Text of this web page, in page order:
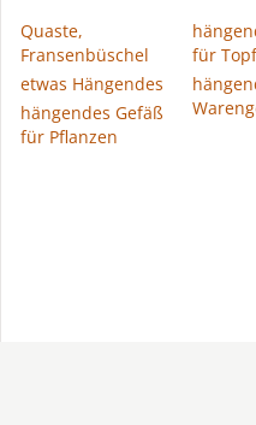
Quaste,
Fransenbüschel
etwas Hängendes
hängendes Gefäß
für Pflanzen
für